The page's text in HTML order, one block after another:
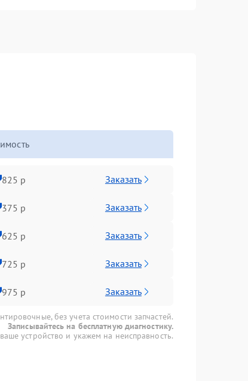
825 р Заказать
375 р Заказать
625 р Заказать
725 р Заказать
975 р Заказать
без учета стоимости запчастей.
Записывайтесь на бесплатную диагностику.
устройство и укажем на неисправность.